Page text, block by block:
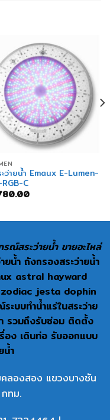
ว่ายน้ำ Emaux E-Lumen-
C
รณ์สระว่ายน้ำ ขายอะไหล่
ยน้ำ ถังกรองสระว่ายน้ำ
astral hayward
jesta dophin
บบทำน้ำแร่ในสระว่าย
รวมถึงรับซ่อม ติดตั้ง
อง เดินท่อ รับออกแบบ
น้ำ
องสอง แขวงบางชัน
ทม.